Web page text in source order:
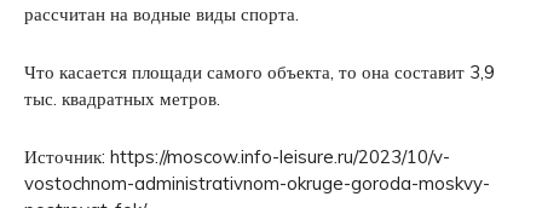
рассчитан на водные виды спорта.
Что касается площади самого объекта, то она составит 3,9
тыс. квадратных метров.
Источник: https://moscow.info-leisure.ru/2023/10/v-
vostochnom-administrativnom-okruge-goroda-moskvy-